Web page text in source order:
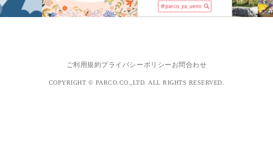
ご利用規約プライバシーポリシー お問合わせ
COPYRIGHT © PARCO.CO.,LTD. ALL RIGHTS RESERVED.